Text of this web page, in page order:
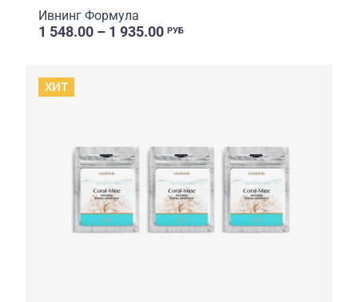
Ивнинг Формула
1 548.00 – 1 935.00 РУБ
ХИТ